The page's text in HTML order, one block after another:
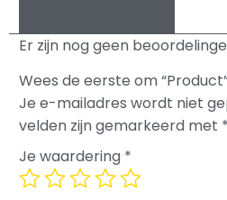
Er zijn nog geen
Wees de eerste om
Je e-mailadres wordt niet
velden zijn gemarkeerd met *
Je waardering *